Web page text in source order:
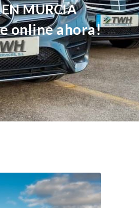
MURCIA
online ahora!